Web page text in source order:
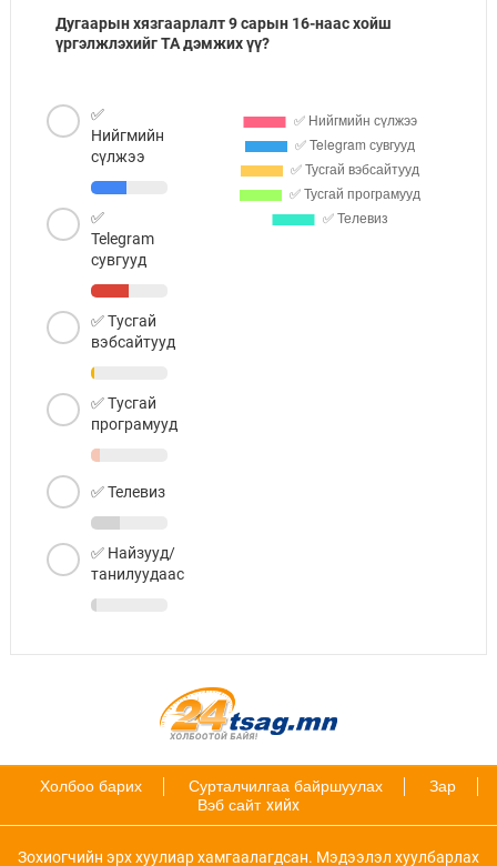
Дугаарын хязгаарлалт 9 сарын 16-наас хойш
үргэлжлэхийг ТА дэмжих үү?
✅
Нийгмийн
сүлжээ
✅
Telegram
сувгууд
✅ Тусгай
вэбсайтууд
✅ Тусгай
програмууд
✅ Телевиз
✅ Найзууд/
танилуудаас
Холбоо барих Сурталчилгаа байршуулах
Зар
Вэб сайт хийх
Зохиогчийн эрх хуулиар хамгаалагдсан. Мэдээлэл хуулбарлах